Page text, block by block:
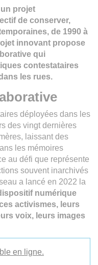
projet
de conserver,
de 1990 à
innovant propose
qui
contestataires
les rues.
déployées dans les
des vingt dernières
laissant des
les mémoires
au défi que représente
souvent inarchivés
a lancé en 2022 la
numérique
activismes, leurs
voix, leurs images
en ligne.